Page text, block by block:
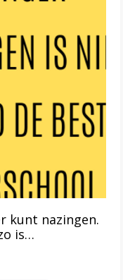
kunt nazingen.
is…